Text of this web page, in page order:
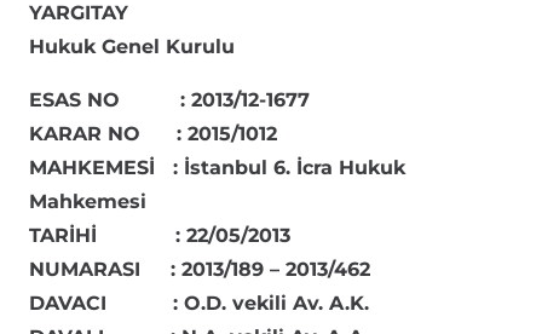
YARGITAY
Hukuk Genel Kurulu
ESAS NO : 2013/12-1677
KARAR NO : 2015/1012
MAHKEMESİ : İstanbul 6. İcra Hukuk
Mahkemesi
TARİHİ : 22/05/2013
NUMARASI : 2013/189 – 2013/462
DAVACI : O.D. vekili Av. A.K.